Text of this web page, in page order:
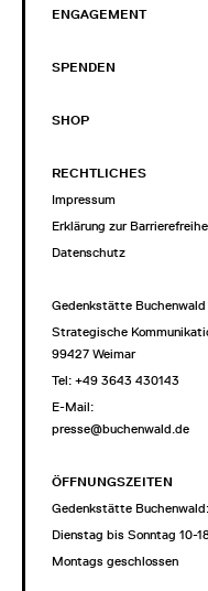
ENGAGEMENT
SPENDEN
SHOP
RECHTLICHES
Impressum
Erklärung zur
Datenschutz
Gedenkstätte Buchenwald
Strategische
99427 Weimar
Tel: +49 3643 430143
E-Mail:
presse@buchenwald.de
ÖFFNUNGSZEITEN
Gedenkstätte Buchenwald:
Dienstag bis Sonntag 10-
Montags geschlossen